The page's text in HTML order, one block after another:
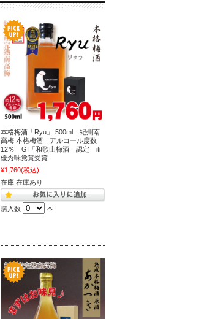
本格梅酒「Ryu」 500ml 紀州南
高梅 本格梅酒 アルコール度数
12％ GI「和歌山梅酒」認定 iti
優秀味覚賞受賞
¥1,760(税込)
在庫 在庫あり
購入数 本